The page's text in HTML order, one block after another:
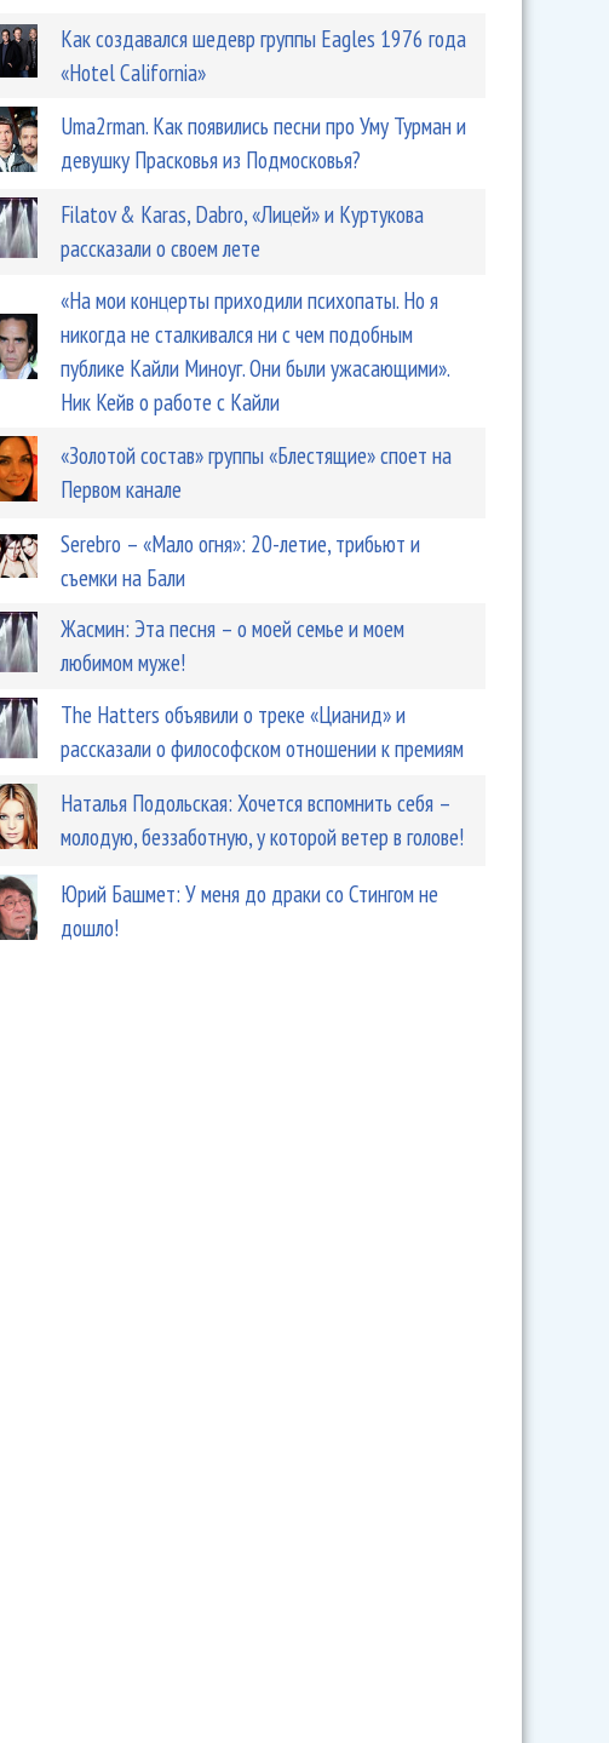
Как создавался шедевр группы Eagles 1976 года
«Hotel California»
Uma2rman. Как появились песни про Уму Турман и
девушку Прасковья из Подмосковья?
Filatov & Karas, Dabro, «Лицей» и Куртукова
рассказали о своем лете
«На мои концерты приходили психопаты. Но я
никогда не сталкивался ни с чем подобным
публике Кайли Миноуг. Они были ужасающими».
Ник Кейв о работе с Кайли
«Золотой состав» группы «Блестящие» споет на
Первом канале
Serebro – «Мало огня»: 20-летие, трибьют и
съемки на Бали
Жасмин: Эта песня – о моей семье и моем
любимом муже!
The Hatters объявили о треке «Цианид» и
рассказали о философском отношении к премиям
Наталья Подольская: Хочется вспомнить себя –
молодую, беззаботную, у которой ветер в голове!
Юрий Башмет: У меня до драки со Стингом не
дошло!